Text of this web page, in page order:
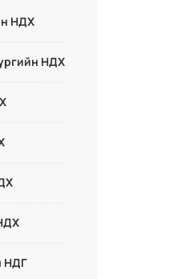
НДХ
НДХ
НДГ